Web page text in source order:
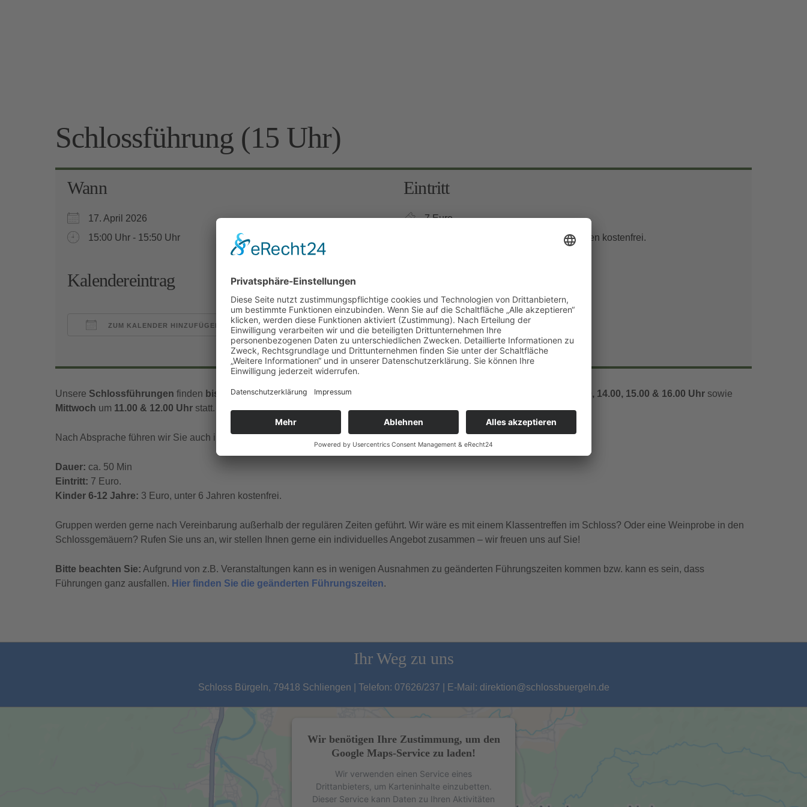
Schlossführung (15 Uhr)
Wann
17. April 2026
15:00 Uhr - 15:50 Uhr
Eintritt
7 Euro
Kinder 6-12 Jahre: 3 Euro, unter 6 Jahren kostenfrei.
Kalendereintrag
ZUM KALENDER HINZUFÜGEN
Google Kalender iCalendar
Unsere Schlossführungen finden bis Mitte November Dienstag, Donnerstag, Freitag, Samstag, Sonntag um 11.00, 12.00, 14.00, 15.00 & 16.00 Uhr sowie
Mittwoch um 11.00 & 12.00 Uhr statt.
Nach Absprache führen wir Sie auch in englischer und französischer Sprache.
Dauer: ca. 50 Min
Eintritt: 7 Euro.
Kinder 6-12 Jahre: 3 Euro, unter 6 Jahren kostenfrei.
Gruppen werden gerne nach Vereinbarung außerhalb der regulären Zeiten geführt. Wir wäre es mit einem Klassentreffen im Schloss? Oder eine Weinprobe in den
Schlossgemäuern? Rufen Sie uns an, wir stellen Ihnen gerne ein individuelles Angebot zusammen – wir freuen uns auf Sie!
Bitte beachten Sie: Aufgrund von z.B. Veranstaltungen kann es in wenigen Ausnahmen zu geänderten Führungszeiten kommen bzw. kann es sein, dass
Führungen ganz ausfallen. Hier finden Sie die geänderten Führungszeiten.
Ihr Weg zu uns
Schloss Bürgeln, 79418 Schliengen | Telefon: 07626/237 | E-Mail: direktion@schlossbuergeln.de
Wir benötigen Ihre Zustimmung, um den
Google Maps-Service zu laden!
Wir verwenden einen Service eines
Drittanbieters, um Karteninhalte einzubetten.
Dieser Service kann Daten zu Ihren Aktivitäten